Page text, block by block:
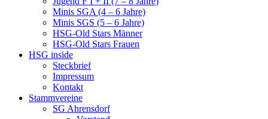
Minis SGA (4 – 6 Jahre)
Minis SGS (5 – 6 Jahre)
HSG-Old Stars Männer
HSG-Old Stars Frauen
HSG inside
Steckbrief
Impressum
Kontakt
Stammvereine
SG Ahrensdorf